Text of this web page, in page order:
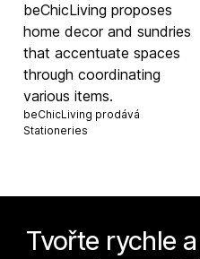
beChicLiving proposes
home decor and sundries
that accentuate spaces
through coordinating
various items.
beChicLiving prodává
Stationeries
Tvořte rychle